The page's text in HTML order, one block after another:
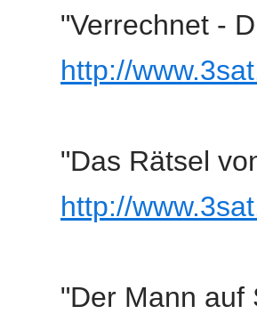
"Verrechnet -
http://
"Das Rätsel
http://
"Der Mann auf